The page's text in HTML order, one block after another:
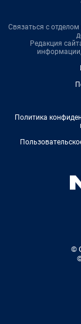
Связаться с
Редакция
Политика
©